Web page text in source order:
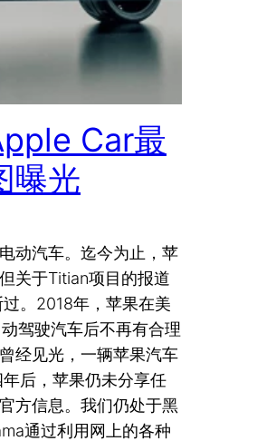
Car最
曝光
动汽车。迄今为止，苹
关于Titian项目的报道
。2018年，苹果在美
驾驶汽车后不再有合理
经见光，一辆苹果汽车
后，苹果仍未分享任
方信息。我们仍处于黑
通过利用网上的各种